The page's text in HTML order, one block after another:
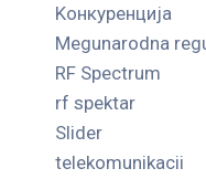
Kонкуренција
Megunarodna
RF Spectrum
rf spektar
Slider
telekomunikacii